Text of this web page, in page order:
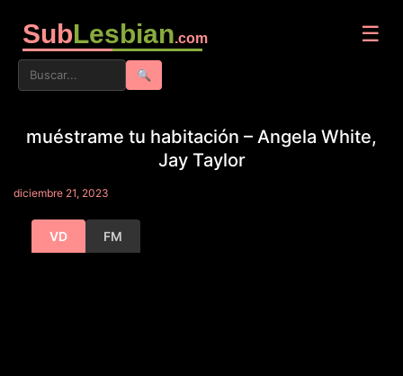
SubLesbian.com ☰
🔍
muéstrame tu habitación – Angela White,
Jay Taylor
diciembre 21, 2023
VD FM